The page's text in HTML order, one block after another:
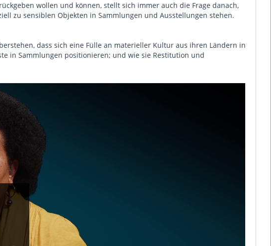
wollen und können, stellt sich immer auch die Frage danach,
zu sensiblen Objekten in Sammlungen und Ausstellungen stehen.
dass sich eine Fülle an materieller Kultur aus ihren Ländern in
in Sammlungen positionieren; und wie sie Restitution und